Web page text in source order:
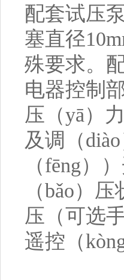
配套试压
塞直径
殊要求。
电器控制
压（yā）
及调（
（fēng）
（bǎo）
压（可选
遥控（